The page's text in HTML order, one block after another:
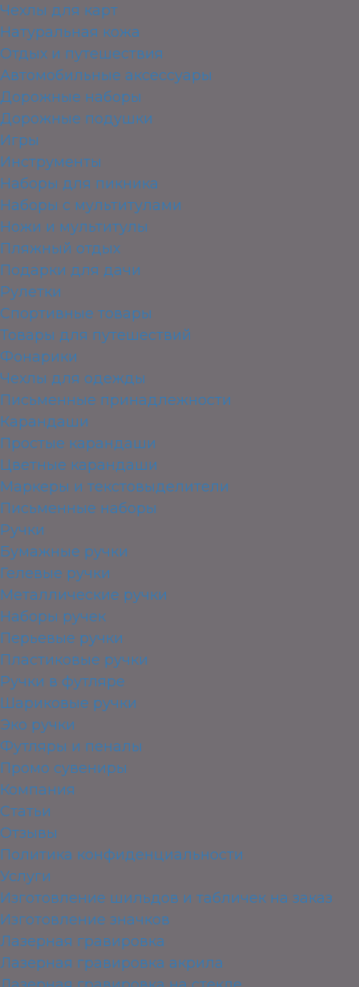
Чехлы для карт
Натуральная кожа
Отдых и путешествия
Автомобильные аксессуары
Дорожные наборы
Дорожные подушки
Игры
Инструменты
Наборы для пикника
Наборы с мультитулами
Ножи и мультитулы
Пляжный отдых
Подарки для дачи
Рулетки
Спортивные товары
Товары для путешествий
Фонарики
Чехлы для одежды
Письменные принадлежности
Карандаши
Простые карандаши
Цветные карандаши
Маркеры и текстовыделители
Письменные наборы
Ручки
Бумажные ручки
Гелевые ручки
Металлические ручки
Наборы ручек
Перьевые ручки
Пластиковые ручки
Ручки в футляре
Шариковые ручки
Эко ручки
Футляры и пеналы
Промо сувениры
Компания
Статьи
Отзывы
Политика конфиденциальности
Услуги
Изготовление шильдов и табличек на заказ
Изготовление значков
Лазерная гравировка
Лазерная гравировка акрила